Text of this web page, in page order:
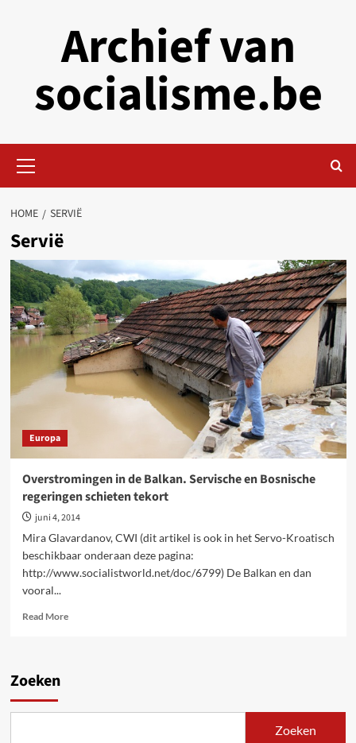
Archief van
socialisme.be
Menu
HOME SERVIË
Servië
Europa
Overstromingen in de Balkan. Servische en Bosnische
regeringen schieten tekort
juni 4, 2014
Mira Glavardanov, CWI (dit artikel is ook in het Servo-Kroatisch
beschikbaar onderaan deze pagina:
http://www.socialistworld.net/doc/6799) De Balkan en dan
vooral...
Read MoreRead
Zoeken
Zoeken